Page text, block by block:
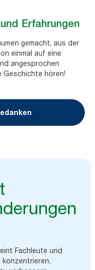
Erfahrungen
gemacht, aus der
einmal auf eine
angesprochen
Geschichte hören!
Fachleute und